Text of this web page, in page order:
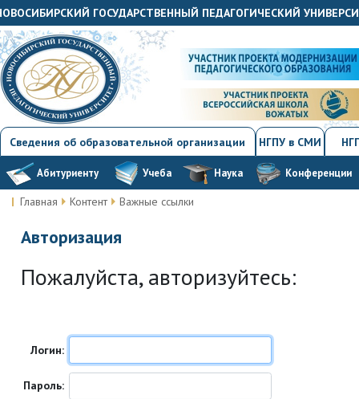
ГОСУДАРСТВЕННЫЙ ПЕДАГОГИЧЕСКИЙ
Сведения об образовательной организации НГПУ в СМИ
Абитуриенту Учеба Наука Конференции
Главная Контент Важные ссылки
Авторизация
Пожалуйста, авторизуйтесь:
Логин:
Пароль: